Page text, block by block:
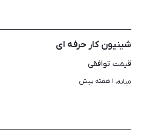
شینیون کار حرفه ای
قیمت توافقی
میانه، ۱ هفته پیش